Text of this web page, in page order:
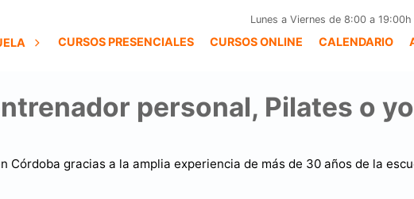
Lunes a Viernes de 8:00 a 19:00h
CURSOS PRESENCIALES CURSOS ONLINE CALENDARIO
personal, Pilates o
Córdoba gracias a la amplia experiencia de más de 30 años de la